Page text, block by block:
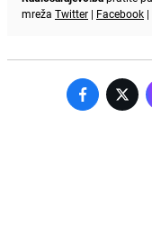
mreža Twitter | Facebook |